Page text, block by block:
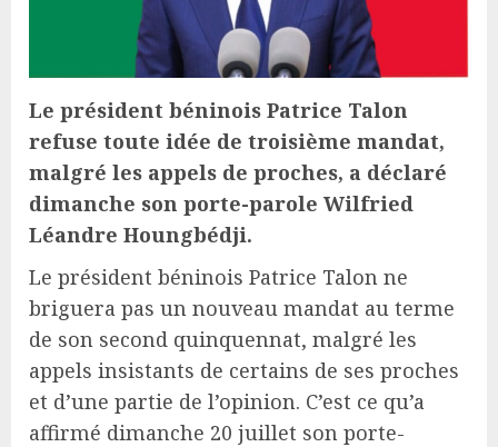
Le président béninois Patrice Talon
refuse toute idée de troisième mandat,
malgré les appels de proches, a déclaré
dimanche son porte-parole Wilfried
Léandre Houngbédji.
Le président béninois Patrice Talon ne
briguera pas un nouveau mandat au terme
de son second quinquennat, malgré les
appels insistants de certains de ses proches
et d’une partie de l’opinion. C’est ce qu’a
affirmé dimanche 20 juillet son porte-